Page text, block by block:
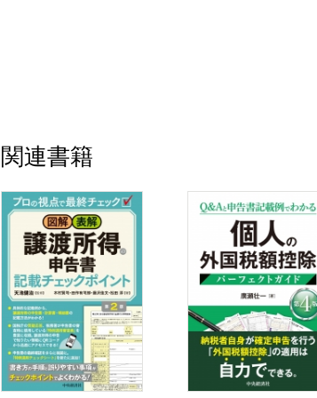
7 準確定申告
7-1 準確定申告の概要
7-3 準確定申告の所得控除税額控除予定納税の留意点
8 非居住者
8-1 非居住者等の概要
8-2 居住形態別の課税所得
8-3 非居住者の確定申告等
8-4 非永住者の確定申告等
9 地方税
関連書籍